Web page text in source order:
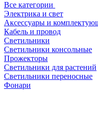
Все категории
Электрика и свет
Аксессуары и
Кабель и провод
Светильники
Светильники консольные
Прожекторы
Светильники для растений
Светильники переносные
Фонари